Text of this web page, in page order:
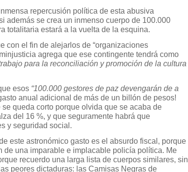
repercusión política de esta abusiva
además se crea un inmenso cuerpo de 100.000
totalitaria estará a la vuelta de la esquina.
con el fin de alejarlos de “organizaciones
agrega que ese contingente tendrá como
para la reconciliación y promoción de la cultura
esos “100.000 gestores de paz devengarán de a
anual adicional de más de un billón de pesos!
queda corto porque olvida que se acaba de
del 16 %, y que seguramente habrá que
y seguridad social.
este astronómico gasto es el absurdo fiscal, porque
de una imparable e implacable policía política. Me
recuerdo una larga lista de cuerpos similares, sin
peores dictaduras: las Camisas Negras de